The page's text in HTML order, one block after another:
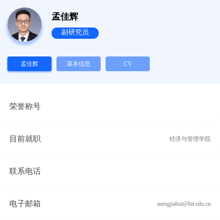
孟佳辉
副研究员
孟佳辉 基本信息 CV
荣誉称号
目前就职 经济与管理学院
联系电话
电子邮箱 mengjiahui@hit.edu.cn